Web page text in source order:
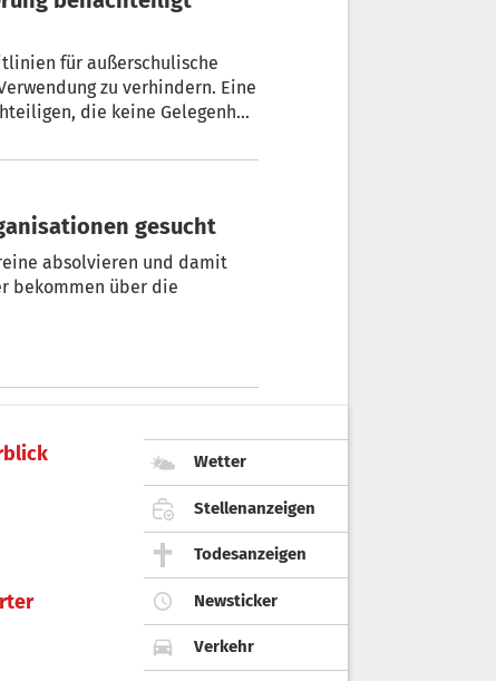
für außerschulische
zu verhindern. Eine
die keine Gelegenheit
würde, befürchtet die
gesucht
absolvieren und damit
bekommen über die
Wetter
Stellenanzeigen
Todesanzeigen
Newsticker
Verkehr